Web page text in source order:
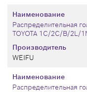
Производитель
WEIFU
Наименование
Распределительная
TOYOTA 1C/2C/B/2L/
Наименование
Распределительная